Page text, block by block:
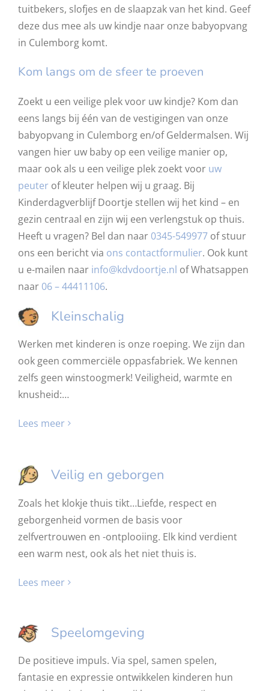
tuitbekers, slofjes en de slaapzak van het kind. Geef
deze dus mee als uw kindje naar onze babyopvang
in Culemborg komt.
Kom langs om de sfeer te proeven
Zoekt u een veilige plek voor uw kindje? Kom dan
eens langs bij één van de vestigingen van onze
babyopvang in Culemborg en/of Geldermalsen. Wij
vangen hier uw baby op een veilige manier op,
maar ook als u een veilige plek zoekt voor uw
peuter of kleuter helpen wij u graag. Bij
Kinderdagverblijf Doortje stellen wij het kind – en
gezin centraal en zijn wij een verlengstuk op thuis.
Heeft u vragen? Bel dan naar 0345-549977 of stuur
ons een bericht via ons contactformulier. Ook kunt
u e-mailen naar info@kdvdoortje.nl of Whatsappen
naar 06 – 44411106.
Kleinschalig
Werken met kinderen is onze roeping. We zijn dan
ook geen commerciële oppasfabriek. We kennen
zelfs geen winstoogmerk! Veiligheid, warmte en
knusheid:…
Lees meer
Veilig en geborgen
Zoals het klokje thuis tikt…Liefde, respect en
geborgenheid vormen de basis voor
zelfvertrouwen en -ontplooiing. Elk kind verdient
een warm nest, ook als het niet thuis is.
Lees meer
Speelomgeving
De positieve impuls. Via spel, samen spelen,
fantasie en expressie ontwikkelen kinderen hun